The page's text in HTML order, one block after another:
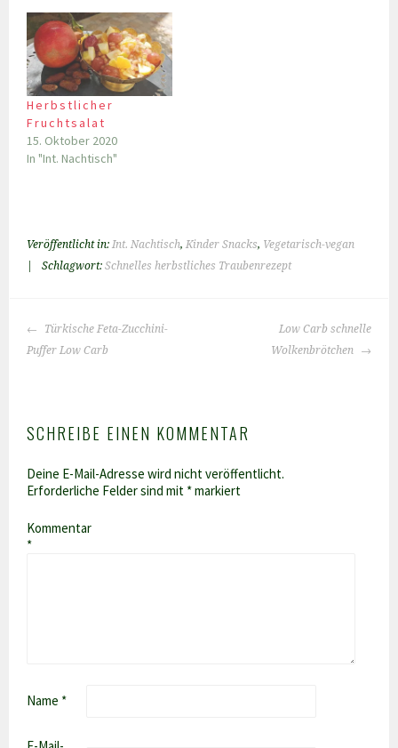
Herbstlicher
Fruchtsalat
15. Oktober 2020
In "Int. Nachtisch"
Veröffentlicht in:Int. Nachtisch,Kinder Snacks, Vegetarisch-vegan
Schlagwort:Schnelles herbstliches Traubenrezept
BEITRAGS-
NAVIGATION
Türkische Feta-Zucchini-
Puffer Low Carb
Low Carb schnelle
Wolkenbrötchen
SCHREIBE EINEN KOMMENTAR
Deine E-Mail-Adresse wird nicht veröffentlicht.
Erforderliche Felder sind mit *markiert
Kommentar
*
Name *